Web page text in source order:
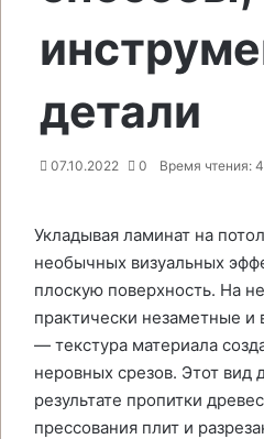
детали
07.10.2022 0 Время чтения:
Укладывая ламинат на
необычных визуальных
плоскую поверхность. На
практически незаметные
— текстура материала
неровных срезов. Этот вид
результате пропитки
прессования плит и